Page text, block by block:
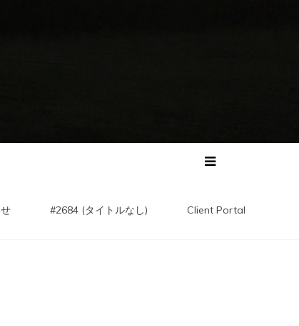
#2684 (タイトルなし) Client Portal